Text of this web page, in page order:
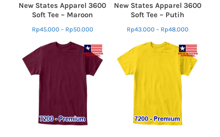
New States Apparel 3600
Soft Tee – Maroon
Rp45.000 – Rp50.000
New States Apparel 3600
Soft Tee – Putih
Rp43.000 – Rp48.000